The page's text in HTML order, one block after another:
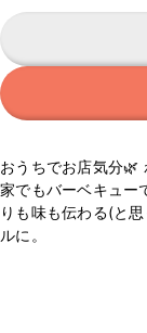
おうちでお店気分🌿
家でもバーベキュー
りも味も伝わる(と
ルに。